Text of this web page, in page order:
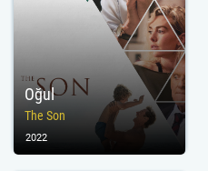
Oğul
The Son
2022